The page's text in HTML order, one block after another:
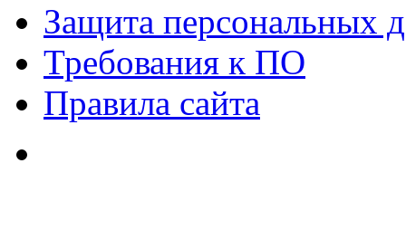
Защита персональных
Требования к ПО
Правила сайта